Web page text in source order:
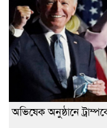
অভিষেক অনুষ্ঠানে